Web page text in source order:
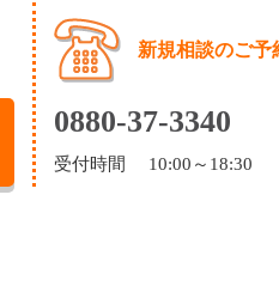
新規相談のご予
0880-37-3340
受付時間 10:00～18:30